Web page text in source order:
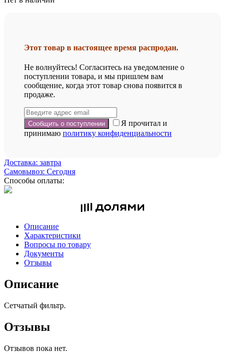
Этот товар в настоящее время распродан.
Не волнуйтесь! Согласитесь на уведомление о
поступлении товара, и мы пришлем вам
сообщение, когда этот товар снова появится в
продаже.
Я прочитал и
принимаю политику конфиденциальности
Доставка: завтра
Самовывоз: Сегодня
Способы оплаты:
Описание
Характеристики
Вопросы по товару
Документы
Отзывы
Описание
Сетчатый фильтр.
Отзывы
Отзывов пока нет.